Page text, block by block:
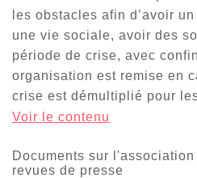
les obstacles afin d’avoir
une vie sociale, avoir des
période de crise, avec
organisation est remise en
crise est démultiplié pour
Voir le contenu
Documents sur l'association
revues de presse